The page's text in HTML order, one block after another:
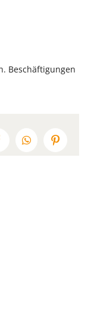
Beschäftigungen
WhatsAppPinterest